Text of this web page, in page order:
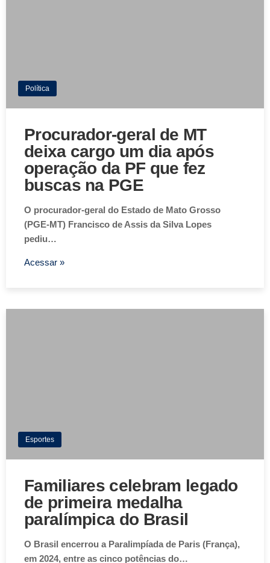
Política
Procurador-geral de MT
deixa cargo um dia após
operação da PF que fez
buscas na PGE
O procurador-geral do Estado de Mato Grosso
(PGE-MT) Francisco de Assis da Silva Lopes
pediu…
Acessar »
Esportes
Familiares celebram legado
de primeira medalha
paralímpica do Brasil
O Brasil encerrou a Paralimpíada de Paris (França),
em 2024, entre as cinco potências do…